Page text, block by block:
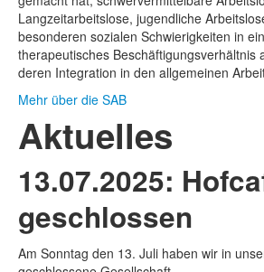
Langzeitarbeitslose, jugendliche
besonderen sozialen Schwierigkeiten in
therapeutisches Beschäftigungs­verhältnis
deren Integration in den allgemeinen
Mehr über die SAB
Aktuelles
13.07.2025:
geschlossen
Am Sonntag den 13. Juli haben wir in